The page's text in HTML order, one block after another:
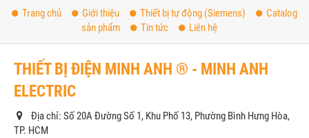
Trang chủ Giới thiệu Thiết bị tự động (Siemens)
Catalog
sản phẩm
Tin tức Liên hệ
THIẾT BỊ ĐIỆN MINH ANH ® - MINH ANH
ELECTRIC
Địa chỉ: Số 20A Đường Số 1, Khu Phố 13, Phường Bình Hưng Hòa,
TP. HCM